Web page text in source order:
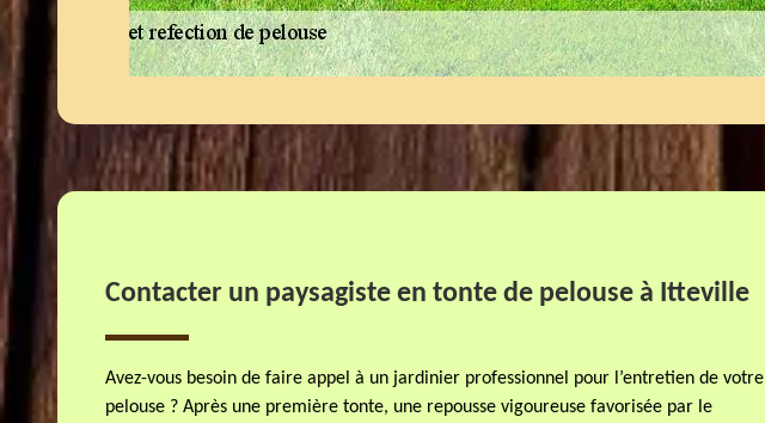
Contacter un paysagiste en tonte de pelouse à Itteville
Avez-vous besoin de faire appel à un jardinier professionnel pour l’entretien de votre
pelouse ? Après une première tonte, une repousse vigoureuse favorisée par le